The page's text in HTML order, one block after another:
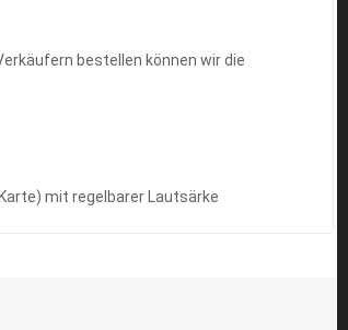
bestellen können wir die
mit regelbarer Lautsärke